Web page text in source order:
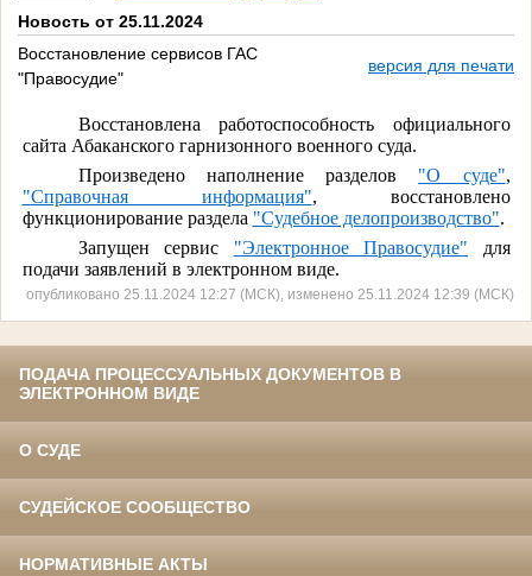
Новость от 25.11.2024
Восстановление сервисов ГАС
"Правосудие"
версия для печати
Восстановлена работоспособность официального
сайта Абаканского гарнизонного военного суда.
Произведено наполнение разделов "О суде",
"Справочная информация", восстановлено
функционирование раздела "Судебное делопроизводство".
Запущен сервис "Электронное Правосудие" для
подачи заявлений в электронном виде.
опубликовано 25.11.2024 12:27 (МСК), изменено 25.11.2024 12:39 (МСК)
ПОДАЧА ПРОЦЕССУАЛЬНЫХ ДОКУМЕНТОВ В
ЭЛЕКТРОННОМ ВИДЕ
О СУДЕ
СУДЕЙСКОЕ СООБЩЕСТВО
НОРМАТИВНЫЕ АКТЫ